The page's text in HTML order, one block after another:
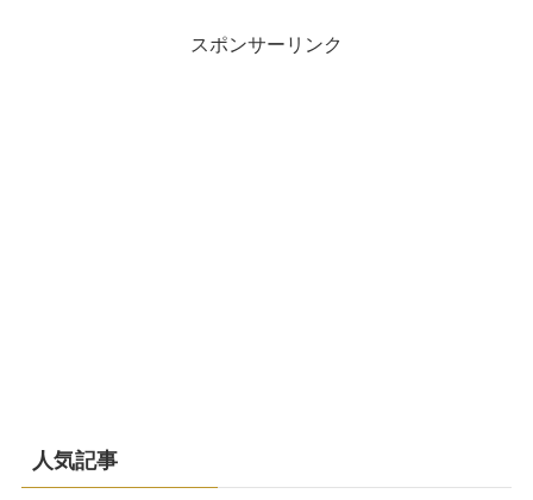
スポンサーリンク
人気記事